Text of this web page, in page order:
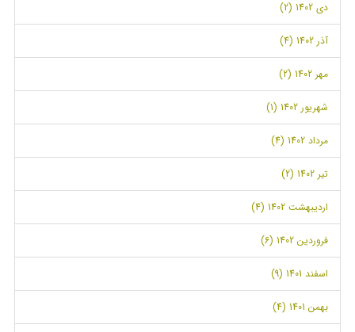
دی 1402 (2)
آذر 1402 (4)
مهر 1402 (2)
شهریور 1402 (1)
مرداد 1402 (4)
تیر 1402 (2)
اردیبهشت 1402 (4)
فروردین 1402 (6)
اسفند 1401 (9)
بهمن 1401 (4)